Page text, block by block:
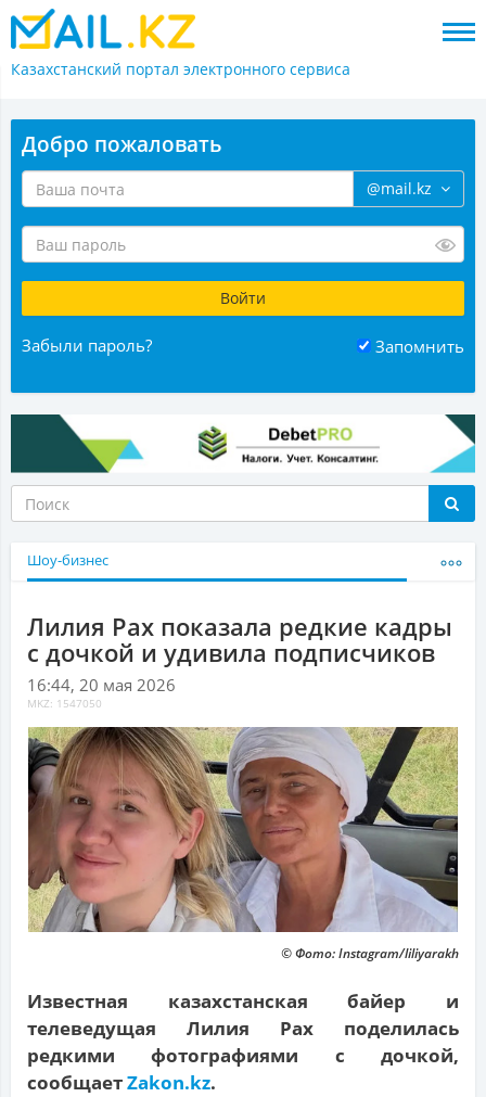
Казахстанский портал электронного сервиса
Добро пожаловать
@mail.kz
Забыли пароль? Запомнить
Шоу-бизнес
Лилия Рах показала редкие кадры
с дочкой и удивила подписчиков
16:44, 20 мая 2026
MKZ: 1547050
© Фото: Instagram/liliyarakh
Известная казахстанская байер и
телеведущая Лилия Рах поделилась
редкими фотографиями с дочкой,
сообщаетZakon.kz.